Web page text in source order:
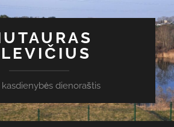
kasdienybės dienoraštis